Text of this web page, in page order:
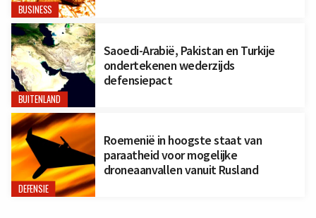
BUSINESS
BUITENLAND
Saoedi-Arabië, Pakistan en Turkije
ondertekenen wederzijds
defensiepact
DEFENSIE
Roemenië in hoogste staat van
paraatheid voor mogelijke
droneaanvallen vanuit Rusland